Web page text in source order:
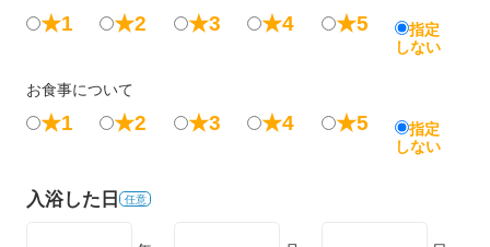
★1 ★2 ★3 ★4 ★5
指定
しない
お食事について
★1 ★2 ★3 ★4 ★5
指定
しない
入浴した日 任意